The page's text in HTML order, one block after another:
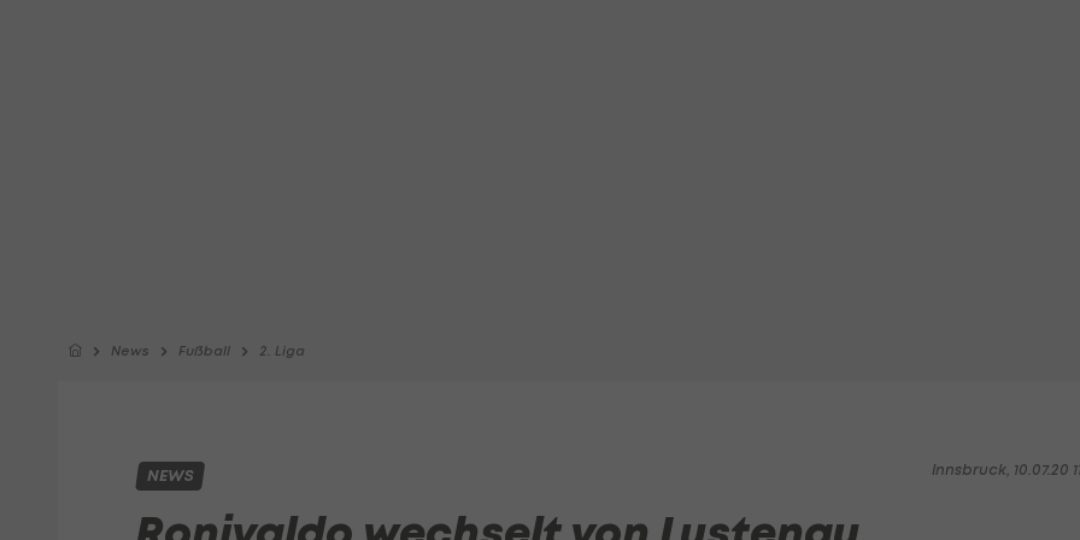
News Fußball 2. Liga
Innsbruck, 10.07.20
NEWS